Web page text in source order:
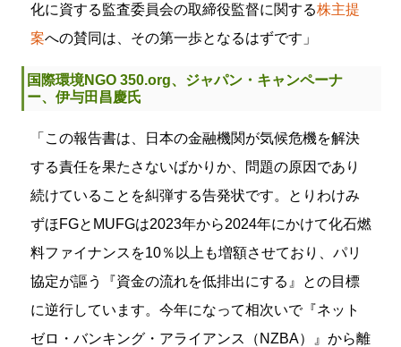
化に資する監査委員会の取締役監督に関する株主提
案への賛同は、その第一歩となるはずです」
国際環境NGO 350.org、ジャパン・キャンペーナ
ー、伊与田昌慶氏
「この報告書は、日本の金融機関が気候危機を解決
する責任を果たさないばかりか、問題の原因であり
続けていることを糾弾する告発状です。とりわけみ
ずほFGとMUFGは2023年から2024年にかけて化石燃
料ファイナンスを10％以上も増額させており、パリ
協定が謳う『資金の流れを低排出にする』との目標
に逆行しています。今年になって相次いで『ネット
ゼロ・バンキング・アライアンス（NZBA）』から離